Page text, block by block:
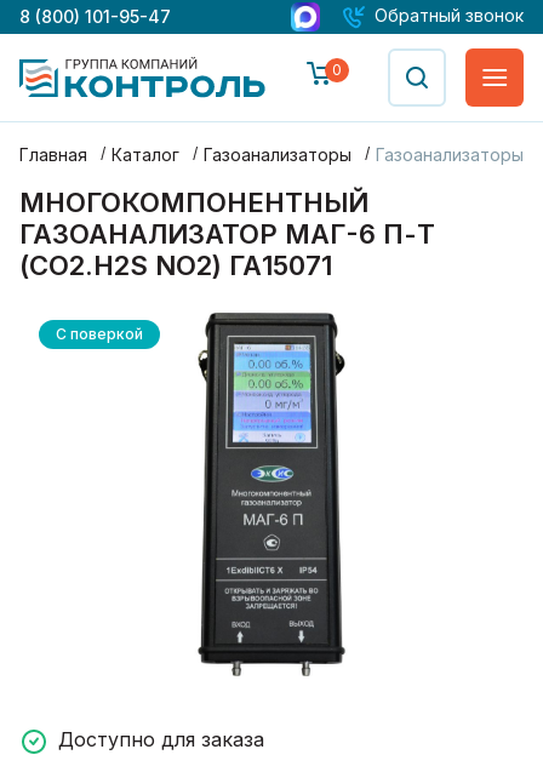
8 (800) 101-95-47 Обратный звонок
0
Главная Каталог Газоанализаторы Газоанализаторы
МНОГОКОМПОНЕНТНЫЙ
ГАЗОАНАЛИЗАТОР МАГ-6 П-Т
(CO2.H2S NO2) ГА15071
С поверкой
Доступно для заказа